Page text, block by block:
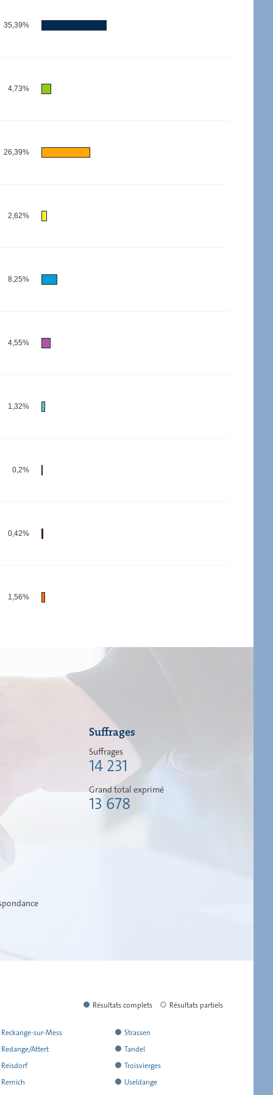
35,39%
4,73%
26,39%
2,62%
8,25%
4,55%
1,32%
0,2%
0,42%
1,56%
Suffrages
Suffrages
14 231
Grand total exprimé
13 678
Résultats complets Résultats partiels
Reckange-sur-Mess
Redange/Attert
Reisdorf
Remich
a
rendu
l
´ensemble
Strassen
a
rendu
l
´ensemble
Tandel
a
rendu
Troisvierges
a Useldange